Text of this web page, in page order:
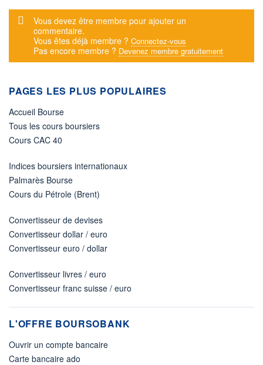
Message d'alerte
Vous devez être membre pour ajouter un
commentaire.
Vous êtes déjà membre ? Connectez-vous
Pas encore membre ? Devenez membre gratuitement
PAGES LES PLUS POPULAIRES
Accueil Bourse
Tous les cours boursiers
Cours CAC 40
Indices boursiers internationaux
Palmarès Bourse
Cours du Pétrole (Brent)
Convertisseur de devises
Convertisseur dollar / euro
Convertisseur euro / dollar
Convertisseur livres / euro
Convertisseur franc suisse / euro
L'OFFRE BOURSOBANK
Ouvrir un compte bancaire
Carte bancaire ado